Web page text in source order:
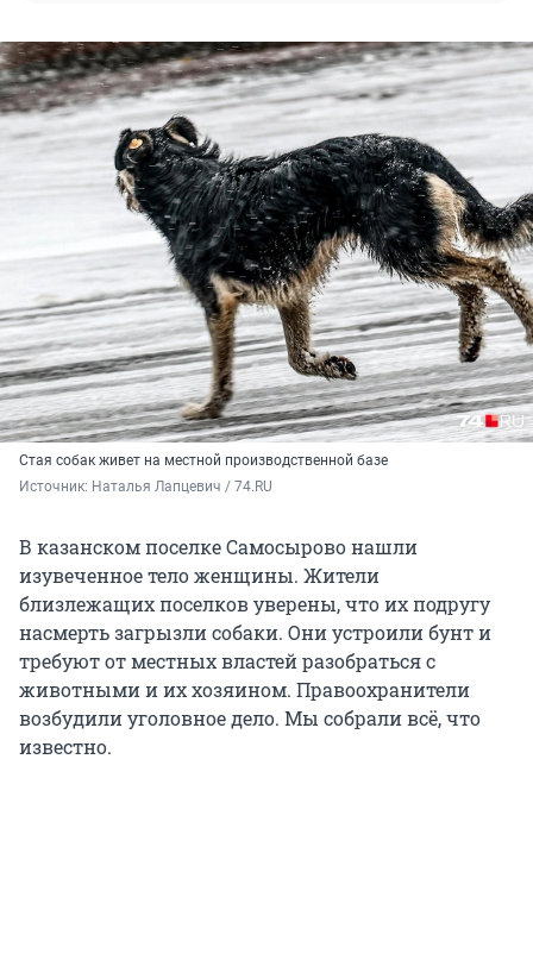
Стая собак живет на местной производственной базе
Источник: Наталья Лапцевич / 74.RU
В казанском поселке Самосырово нашли
изувеченное тело женщины. Жители
близлежащих поселков уверены, что их подругу
насмерть загрызли собаки. Они устроили бунт и
требуют от местных властей разобраться с
животными и их хозяином. Правоохранители
возбудили уголовное дело. Мы собрали всё, что
известно.